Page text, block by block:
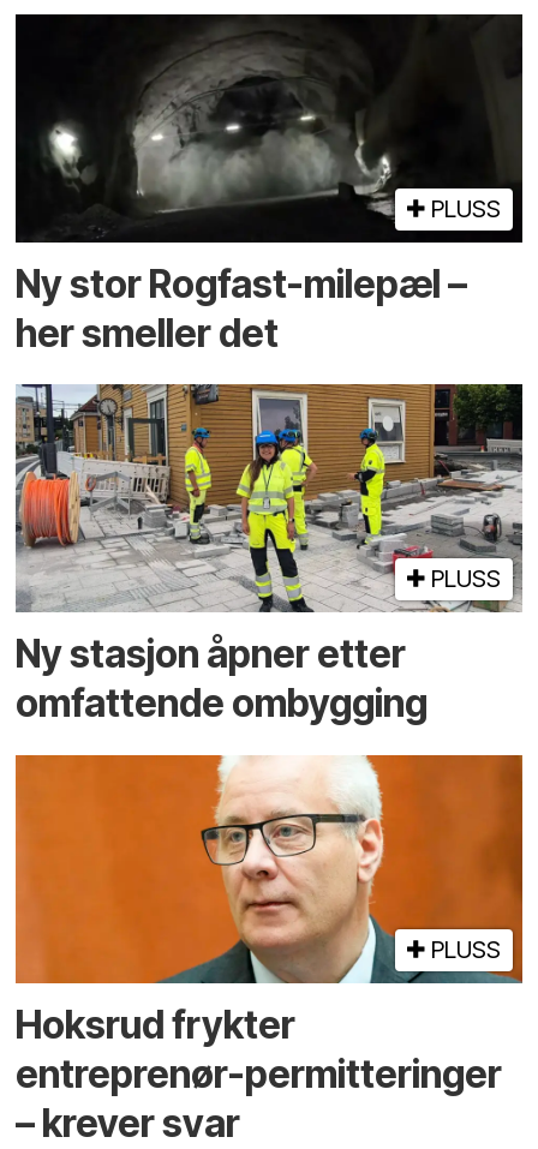
PLUSS
Ny stor Rogfast-milepæl –
her smeller det
PLUSS
Ny stasjon åpner etter
omfattende ombygging
PLUSS
Hoksrud frykter
entreprenør-permitteringer
– krever svar